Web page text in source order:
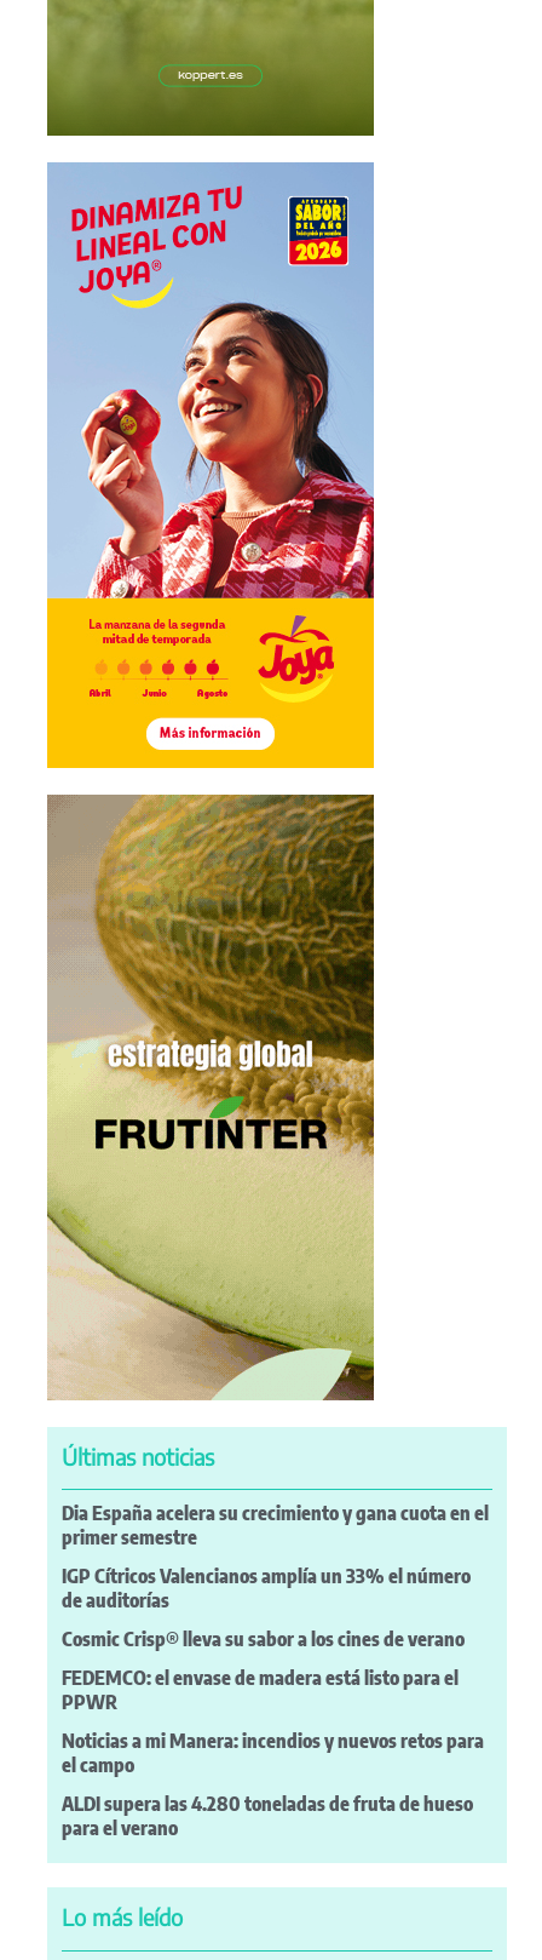
Últimas noticias
Dia España acelera su crecimiento y gana cuota en el
primer semestre
IGP Cítricos Valencianos amplía un 33% el número
de auditorías
Cosmic Crisp® lleva su sabor a los cines de verano
FEDEMCO: el envase de madera está listo para el
PPWR
Noticias a mi Manera: incendios y nuevos retos para
el campo
ALDI supera las 4.280 toneladas de fruta de hueso
para el verano
Lo más leído